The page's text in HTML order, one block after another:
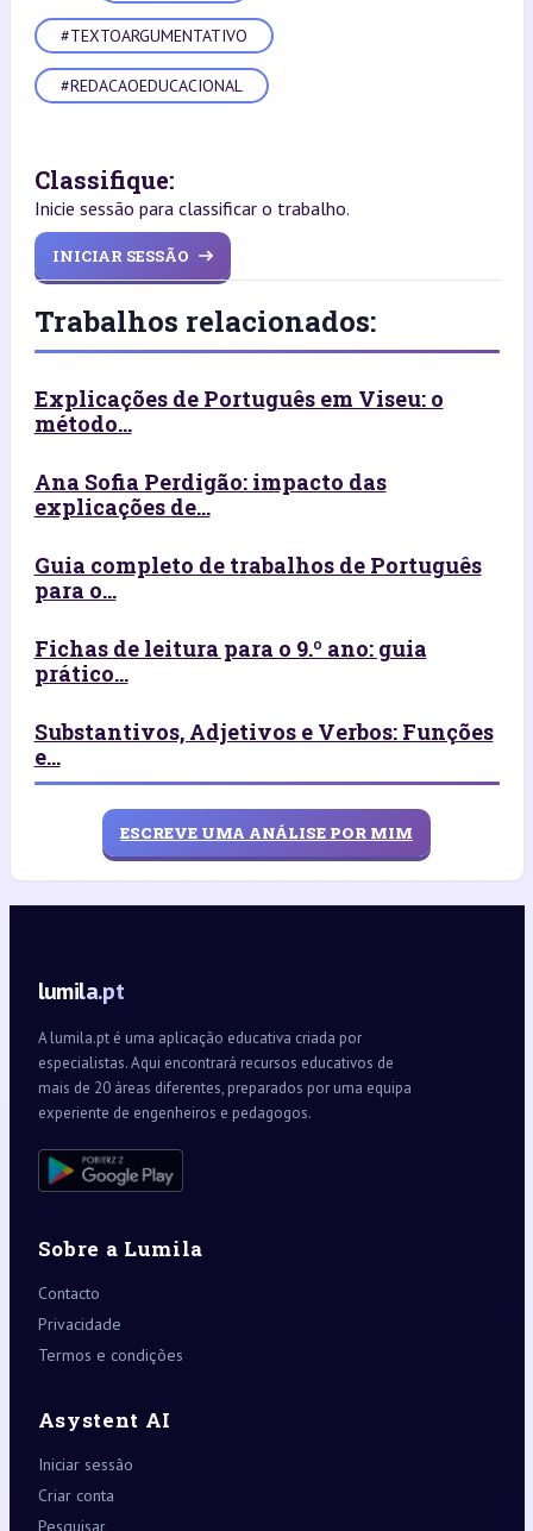
#TEXTOARGUMENTATIVO
#REDACAOEDUCACIONAL
Classifique:
Inicie sessão para classificar o trabalho.
INICIAR SESSÃO
Trabalhos relacionados:
Explicações de Português em Viseu: o
método...
Ana Sofia Perdigão: impacto das
explicações de...
Guia completo de trabalhos de Português
para o...
Fichas de leitura para o 9.º ano: guia
prático...
Substantivos, Adjetivos e Verbos: Funções
e...
ESCREVE UMA ANÁLISE POR MIM
lumila.pt
A lumila.pt é uma aplicação educativa criada por
especialistas. Aqui encontrará recursos educativos de
mais de 20 áreas diferentes, preparados por uma equipa
experiente de engenheiros e pedagogos.
Sobre a Lumila
Contacto
Privacidade
Termos e condições
Asystent AI
Iniciar sessão
Criar conta
Pesquisar